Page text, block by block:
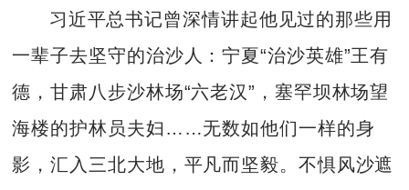
习近平总书记曾深情讲起他见过的那些用
一辈子去坚守的治沙人：宁夏“治沙英雄”王有
德，甘肃八步沙林场“六老汉”，塞罕坝林场望
海楼的护林员夫妇……无数如他们一样的身
影，汇入三北大地，平凡而坚毅。不惧风沙遮